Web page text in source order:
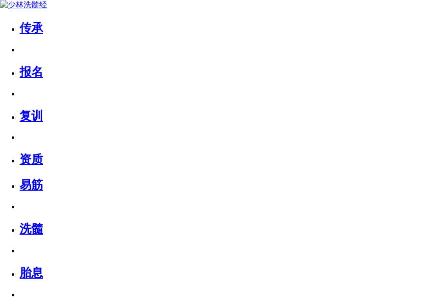
传承
报名
复训
资质
易筋
洗髓
胎息